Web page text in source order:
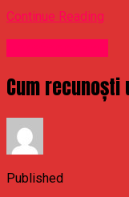
Continue Reading
Cum recunoști
Published